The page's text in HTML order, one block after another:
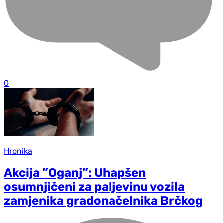
0
Hronika
Akcija ”Oganj”: Uhapšen
osumnjičeni za paljevinu vozila
zamjenika gradonačelnika Brčkog